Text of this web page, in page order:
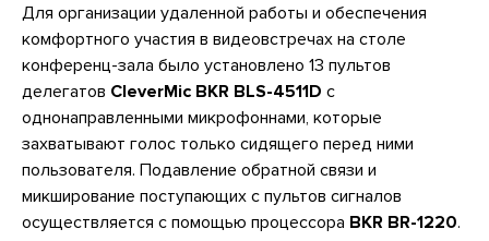
Для организации удаленной работы и обеспечения
комфортного участия в видеовстречах на столе
конференц-зала было установлено 13 пультов
делегатов CleverMic BKR BLS-4511D с
однонаправленными микрофоннами, которые
захватывают голос только сидящего перед ними
пользователя. Подавление обратной связи и
микширование поступающих с пультов сигналов
осуществляется с помощью процессора BKR BR-1220.